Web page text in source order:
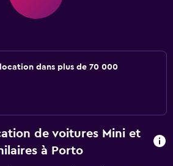
dans plus de 70 000
de voitures Mini et
à Porto